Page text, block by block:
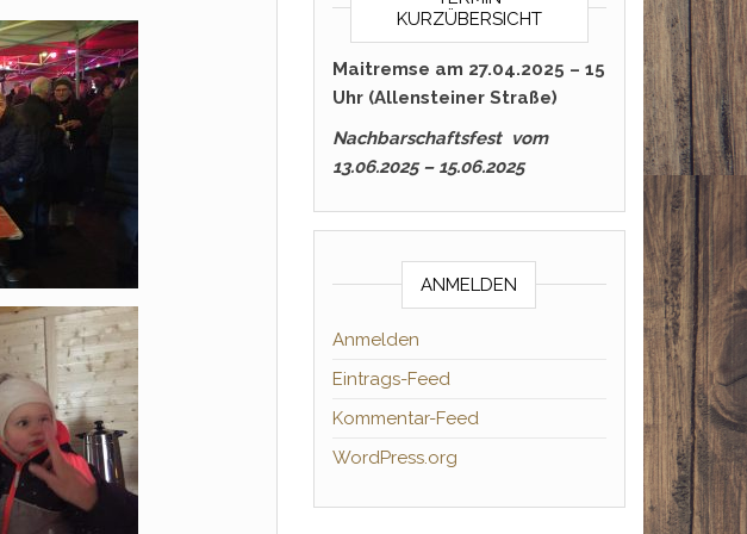
KURZÜBERSICHT
Maitremse am 27.04.2025 – 15
Uhr (Allensteiner Straße)
Nachbarschaftsfest vom
13.06.2025 – 15.06.2025
ANMELDEN
Anmelden
Eintrags-Feed
Kommentar-Feed
WordPress.org